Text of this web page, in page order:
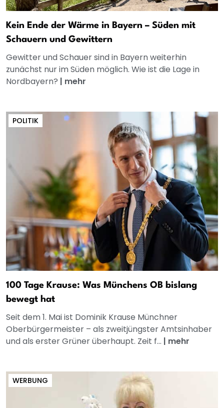
Kein Ende der Wärme in Bayern – Süden mit
Schauern und Gewittern
Gewitter und Schauer sind in Bayern weiterhin
zunächst nur im Süden möglich. Wie ist die Lage in
Nordbayern? | mehr
POLITIK
100 Tage Krause: Was Münchens OB bislang
bewegt hat
Seit dem 1. Mai ist Dominik Krause Münchner
Oberbürgermeister – als zweitjüngster Amtsinhaber
und als erster Grüner überhaupt. Zeit f... | mehr
WERBUNG